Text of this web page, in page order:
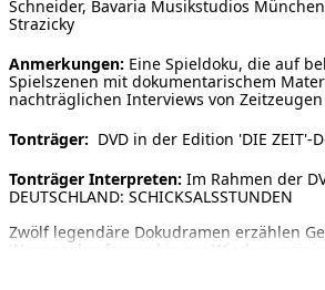
Schneider, Bavaria Musikstudios
Strazicky
Anmerkungen: Eine Spieldoku, die auf
Spielszenen mit dokumentarischem
nachträglichen Interviews von
Tonträger: DVD in der Edition 'DIE
Tonträger Interpreten: Im Rahmen der
DEUTSCHLAND: SCHICKSALSSTUNDEN
Zwölf legendäre Dokudramen erzählen
Wannseekonferenz bis zur